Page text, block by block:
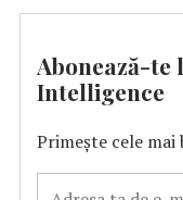
Abonează-
Intelligence
Primește cele